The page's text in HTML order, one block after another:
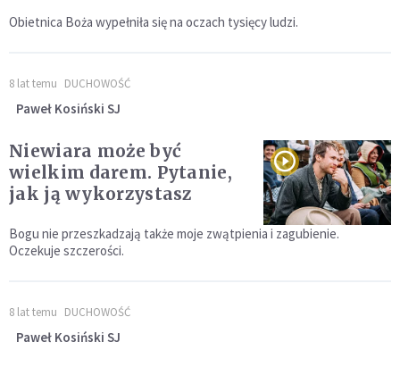
Obietnica Boża wypełniła się na oczach tysięcy ludzi.
8 lat temu DUCHOWOŚĆ
Paweł Kosiński SJ
Niewiara może być
wielkim darem. Pytanie,
jak ją wykorzystasz
Bogu nie przeszkadzają także moje zwątpienia i zagubienie.
Oczekuje szczerości.
8 lat temu DUCHOWOŚĆ
Paweł Kosiński SJ